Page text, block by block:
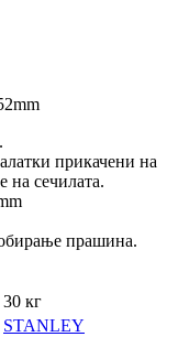
прикачени на
на сечилата.
прашина.
30 кг
STANLEY